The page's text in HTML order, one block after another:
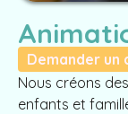
Demander un
Nous créons
enfants et